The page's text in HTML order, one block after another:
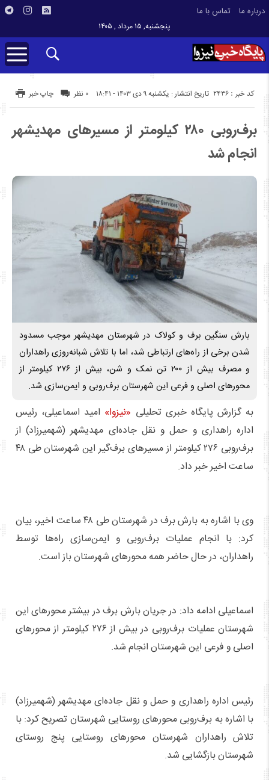
درباره ما تماس با ما
پنجشنبه, ۱۵ مرداد , ۱۴۰۵
تاریخ انتشار : یکشنبه ۹ دی ۱۴۰۳ - ۱۸:۴۱ کد خبر : 2436 چاپ خبر ۰ نظر
برف‌روبی ۲۸۰ کیلومتر از مسیرهای مهدیشهر
انجام شد
بارش سنگین برف و کولاک در شهرستان مهدیشهر موجب مسدود
شدن برخی از راه‌های ارتباطی شد، اما با تلاش شبانه‌روزی راهداران
و مصرف بیش از ۲۰۰ تن نمک و شن، بیش از ۲۷۶ کیلومتر از
محورهای اصلی و فرعی این شهرستان برف‌روبی و ایمن‌سازی شد.
به گزارش پایگاه خبری تحلیلی «نیزوا» امید اسماعیلی، رئیس
اداره راهداری و حمل و نقل جاده‌ای مهدیشهر (شهمیرزاد) از
برف‌روبی ۲۷۶ کیلومتر از مسیرهای برف‌گیر این شهرستان طی ۴۸
ساعت اخیر خبر داد.
وی با اشاره به بارش برف در شهرستان طی ۴۸ ساعت اخیر، بیان
کرد: با انجام عملیات برف‌روبی و ایمن‌سازی راه‌ها توسط
راهداران، در حال حاضر همه محورهای شهرستان باز است.
اسماعیلی ادامه داد: در جریان بارش برف در بیشتر محورهای این
شهرستان عملیات برف‌روبی در بیش از ۲۷۶ کیلومتر از محورهای
اصلی و فرعی این شهرستان انجام شد.
رئیس اداره راهداری و حمل و نقل جاده‌ای مهدیشهر (شهمیرزاد)
با اشاره به برف‌روبی محورهای روستایی شهرستان تصریح کرد: با
تلاش راهداران شهرستان محورهای روستایی پنج روستای
شهرستان بازگشایی شد.